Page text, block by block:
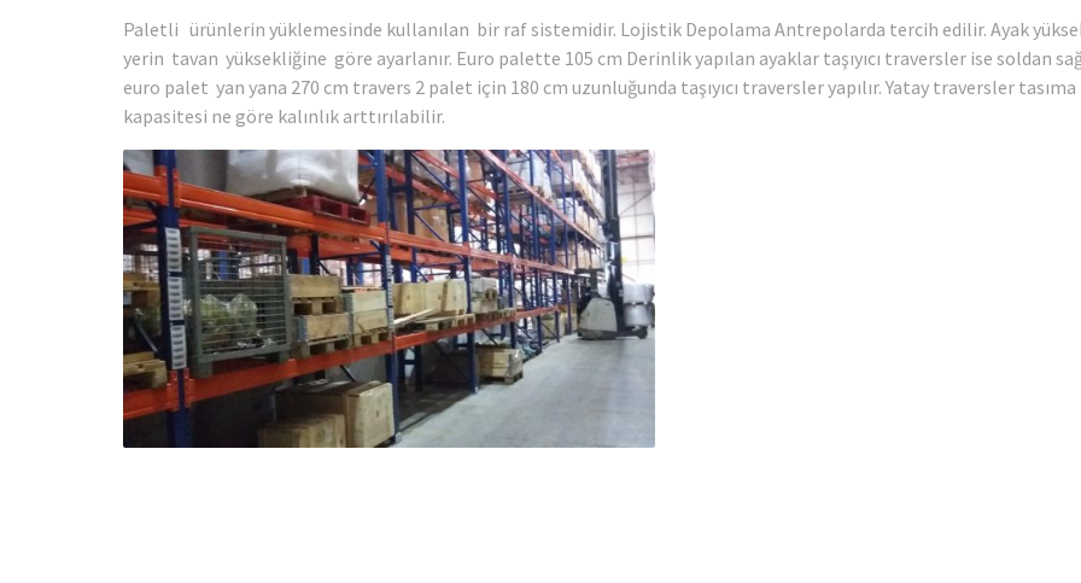
Paletli ürünlerin yüklemesinde kullanılan bir raf sistemidir. Lojistik Depolama Antrepolarda tercih edilir. Ayak
yerin tavan yüksekliğine göre ayarlanır. Euro palette 105 cm Derinlik yapılan ayaklar taşıyıcı traversler ise soldan
euro palet yan yana 270 cm travers 2 palet için 180 cm uzunluğunda taşıyıcı traversler yapılır. Yatay traversler tasıma
kapasitesi ne göre kalınlık arttırılabilir.